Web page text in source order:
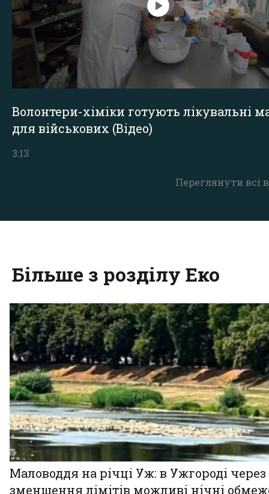
Переглянути всі
Волонтери-хіміки готують лікувальні
для військових (Відео)
3:13
Більше з розділу Еко
Маловоддя на річці Уж: в Ужгороді через
зменшення лімітів можливі нічні